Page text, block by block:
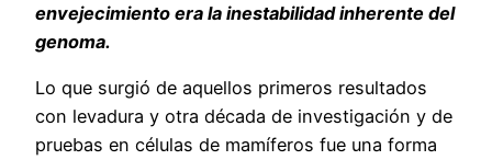
envejecimiento era la inestabilidad inherente del
genoma.
Lo que surgió de aquellos primeros resultados
con levadura y otra década de investigación y de
pruebas en células de mamíferos fue una forma